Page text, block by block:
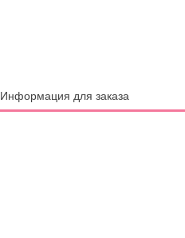
Информация для заказа